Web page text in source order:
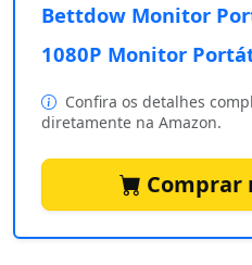
Bettdow Monitor
1080P Monitor
Confira os detalhes
diretamente na Amazon.
Comprar